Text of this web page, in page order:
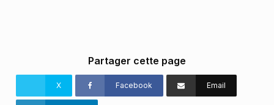
Partager cette page
X Facebook Email